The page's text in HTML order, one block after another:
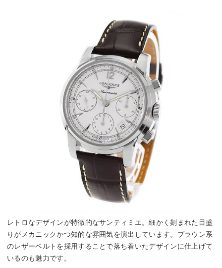
レトロなデザインが特徴的なサンティミエ。細かく刻まれた目盛
りがメカニックかつ知的な雰囲気を演出しています。ブラウン系
のレザーベルトを採用することで落ち着いたデザインに仕上げて
いるのも魅力です。